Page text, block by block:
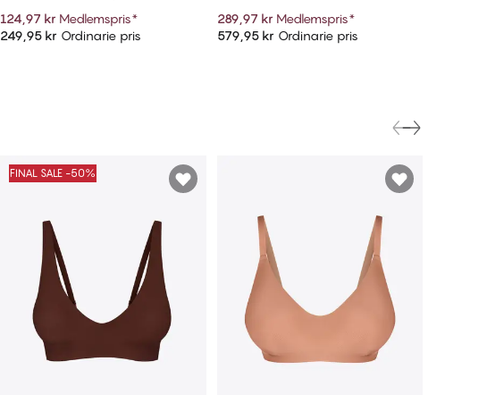
Lägg till i varukorg
124,97 kr Medlemspris*
249,95 kr Ordinarie pris Lägg till i varukorg
289,97 kr Medlemspris*
579,95 kr Ordinarie pris
FINAL SALE -50%